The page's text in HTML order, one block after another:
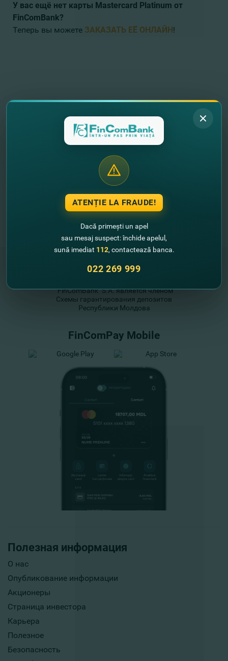
У вас ещё нет карты Mastercard Platinum от
FinComBank?
Теперь вы можете ЗАКАЗАТЬ ЕЁ ОНЛАЙН!
Alte noutati
Полезная информация
О нас
Опубликование информации
Акционеры
Страница инвестора
Карьера
Полезное
Безопасность
"FinComBank" S.A. является членом
Схемы гарантирования депозитов
Республики Молдова
FinComPay Mobile
ATENȚIE LA FRAUDE!
Dacă primești un apel
sau mesaj suspect: închide apelul,
sună imediat 112, contactează banca.
022 269 999